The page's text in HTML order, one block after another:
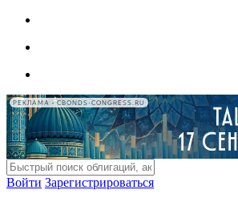
РЕКЛАМА • CBONDS-CONGRESS.RU
Войти Зарегистрироваться